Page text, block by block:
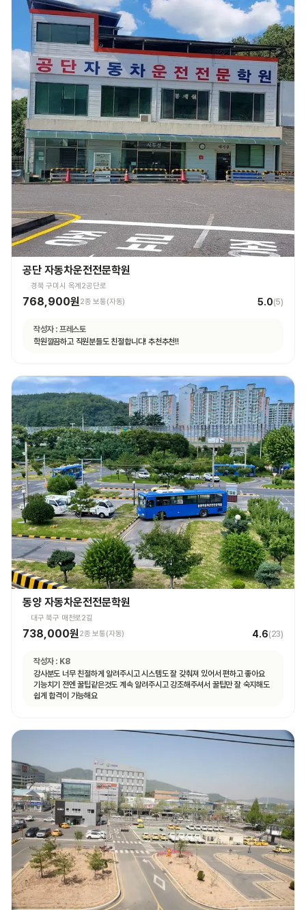
공단 자동차운전전문학원
경북 구미시 옥계2공단로
768,900원2종 보통(자동) 5.0(5)
작성자 : 프레스토
학원깔끔하고 직원분들도 친절합니다! 추천추천!!
동양 자동차운전전문학원
대구 북구 매천로2길
738,000원 2종 보통(자동) 4.6(23)
작성자 : K8
강사분도 너무 친절하게 알려주시고 시스템도 잘 갖춰져 있어서 편하고 좋아요
기능치기 전엔 꿀팁같은것도 계속 알려주시고 강조해주셔서 꿀팁만 잘 숙지해도
쉽게 합격이 가능해요